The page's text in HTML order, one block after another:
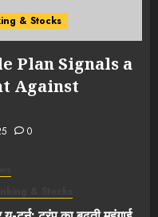
& Stocks
Plan Signals a
Against
0